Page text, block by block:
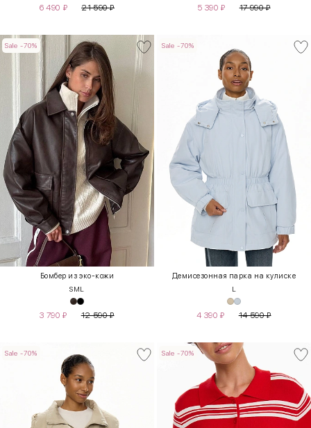
6 490 ₽ 21 590₽ 5 390 ₽ 17 990₽
Sale -70%
Бомбер из эко-кожи
SML
3 790 ₽ 12 590₽
Sale -70%
Демисезонная парка на кулиске
L
4 390 ₽ 14 590₽
Sale -70% Sale -70%